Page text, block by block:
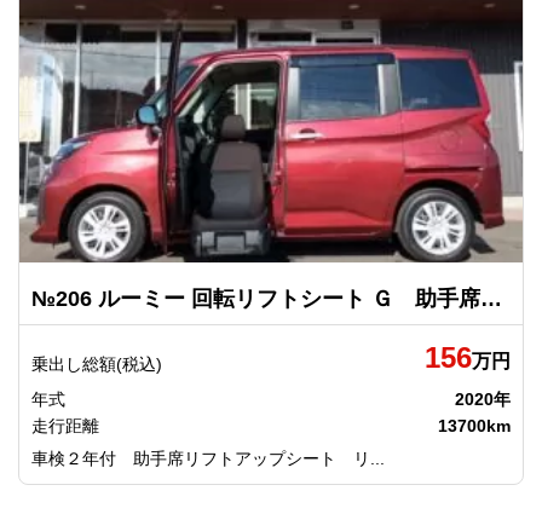
№206 ルーミー 回転リフトシート Ｇ 助手席リフトアップシート車 Ａタイプ トヨタ
乗出し総額(税込) 156万円
年式
2020年
走行距離
13700km
車検２年付 助手席リフトアップシート リ...